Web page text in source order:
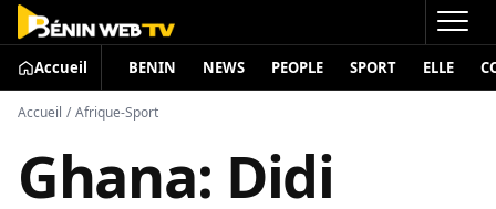
Accueil BENIN NEWS PEOPLE SPORT ELLE
Accueil / Afrique-Sport
Ghana: Didi